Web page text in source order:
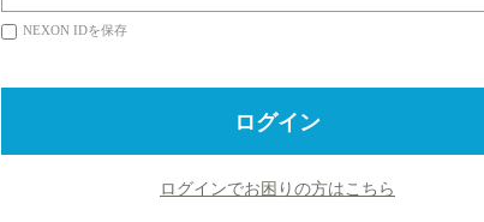
NEXON IDを保存
ログイン
ログインでお困りの方はこちら